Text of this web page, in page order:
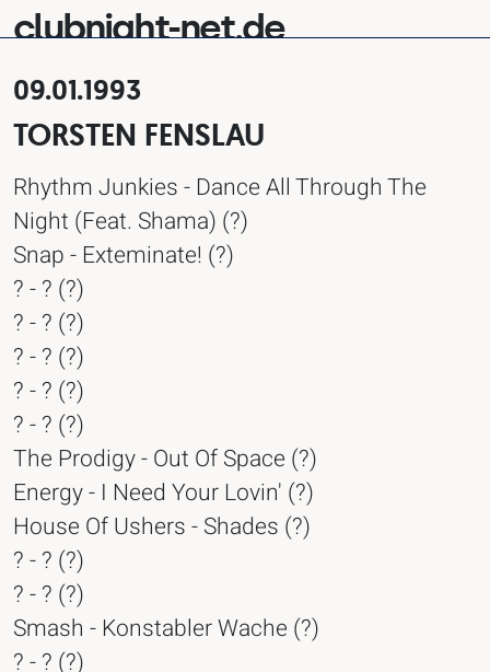
clubnight-net.de
09.01.1993
TORSTEN FENSLAU
Rhythm Junkies - Dance All Through The
Night (Feat. Shama) (?)
Snap - Exteminate! (?)
? - ? (?)
? - ? (?)
? - ? (?)
? - ? (?)
? - ? (?)
The Prodigy - Out Of Space (?)
Energy - I Need Your Lovin' (?)
House Of Ushers - Shades (?)
? - ? (?)
? - ? (?)
Smash - Konstabler Wache (?)
? - ? (?)